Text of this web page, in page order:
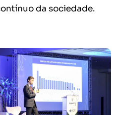
da sociedade.